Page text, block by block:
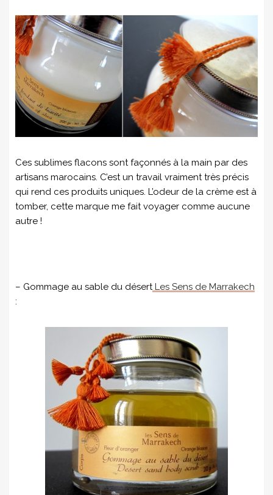
Ces sublimes flacons sont façonnés à la main par des
artisans marocains. C’est un travail vraiment très précis
qui rend ces produits uniques. L’odeur de la crème est à
tomber, cette marque me fait voyager comme aucune
autre !
– Gommage au sable du désertLes Sens de Marrakech
: